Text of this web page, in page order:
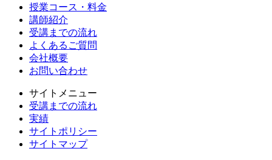
授業コース・料金
講師紹介
受講までの流れ
よくあるご質問
会社概要
お問い合わせ
サイトメニュー
受講までの流れ
実績
サイトポリシー
サイトマップ